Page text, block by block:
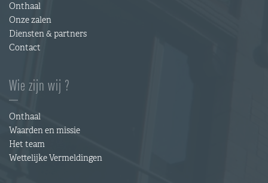
Onthaal
Onze zalen
Diensten & partners
Contact
Wie zijn wij ?
Onthaal
Waarden en missie
Het team
Wettelijke Vermeldingen